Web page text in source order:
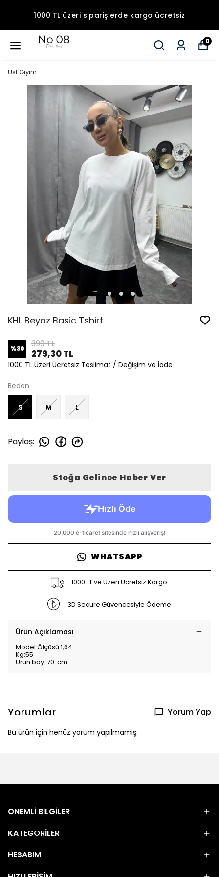
1000 TL üzeri siparişlerde kargo ücretsiz
0
Üst Giyim
KHL Beyaz Basic Tshirt
%30 399 TL
279,30 TL
1000 TL Üzeri Ücretsiz Teslimat / Değişim ve İade
Beden
S M L
Paylaş:
Stoğa Gelince Haber Ver
WHATSAPP
1000 TL ve Üzeri Ücretsiz Kargo
3D Secure Güvencesiyle Ödeme
Ürün Açıklaması
Model Ölçüsü:1,64
Kg:55
Ürün boy :70 cm
Yorumlar Yorum Yap
Bu ürün için henüz yorum yapılmamış.
ÖNEMLİ BİLGİLER
KATEGORİLER
HESABIM